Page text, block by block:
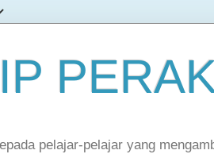
pelajar-pelajar yang